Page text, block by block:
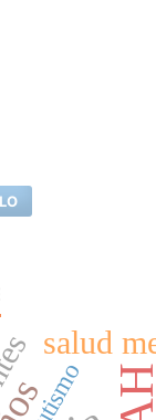
salud
autismo